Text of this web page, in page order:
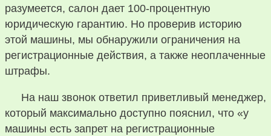
разумеется, салон дает 100-процентную
юридическую гарантию. Но проверив историю
этой машины, мы обнаружили ограничения на
регистрационные действия, а также неоплаченные
штрафы.
На наш звонок ответил приветливый менеджер,
который максимально доступно пояснил, что «у
машины есть запрет на регистрационные